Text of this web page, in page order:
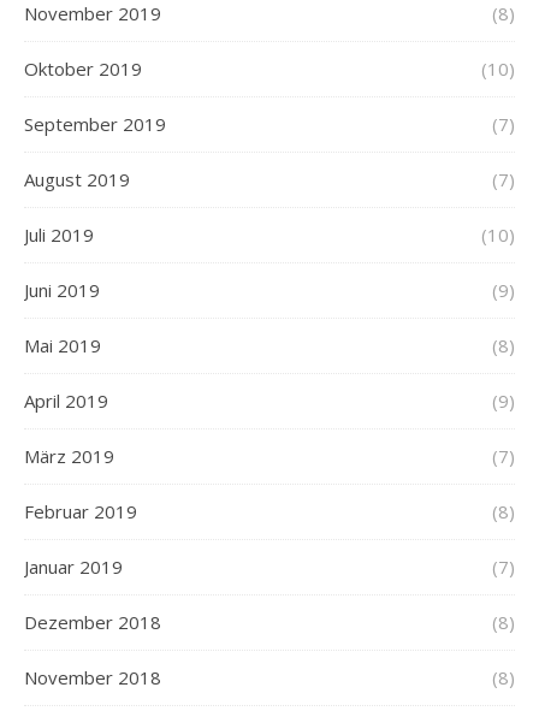
November 2019 (8)
Oktober 2019 (10)
September 2019 (7)
August 2019 (7)
Juli 2019 (10)
Juni 2019 (9)
Mai 2019 (8)
April 2019 (9)
März 2019 (7)
Februar 2019 (8)
Januar 2019 (7)
Dezember 2018 (8)
November 2018 (8)